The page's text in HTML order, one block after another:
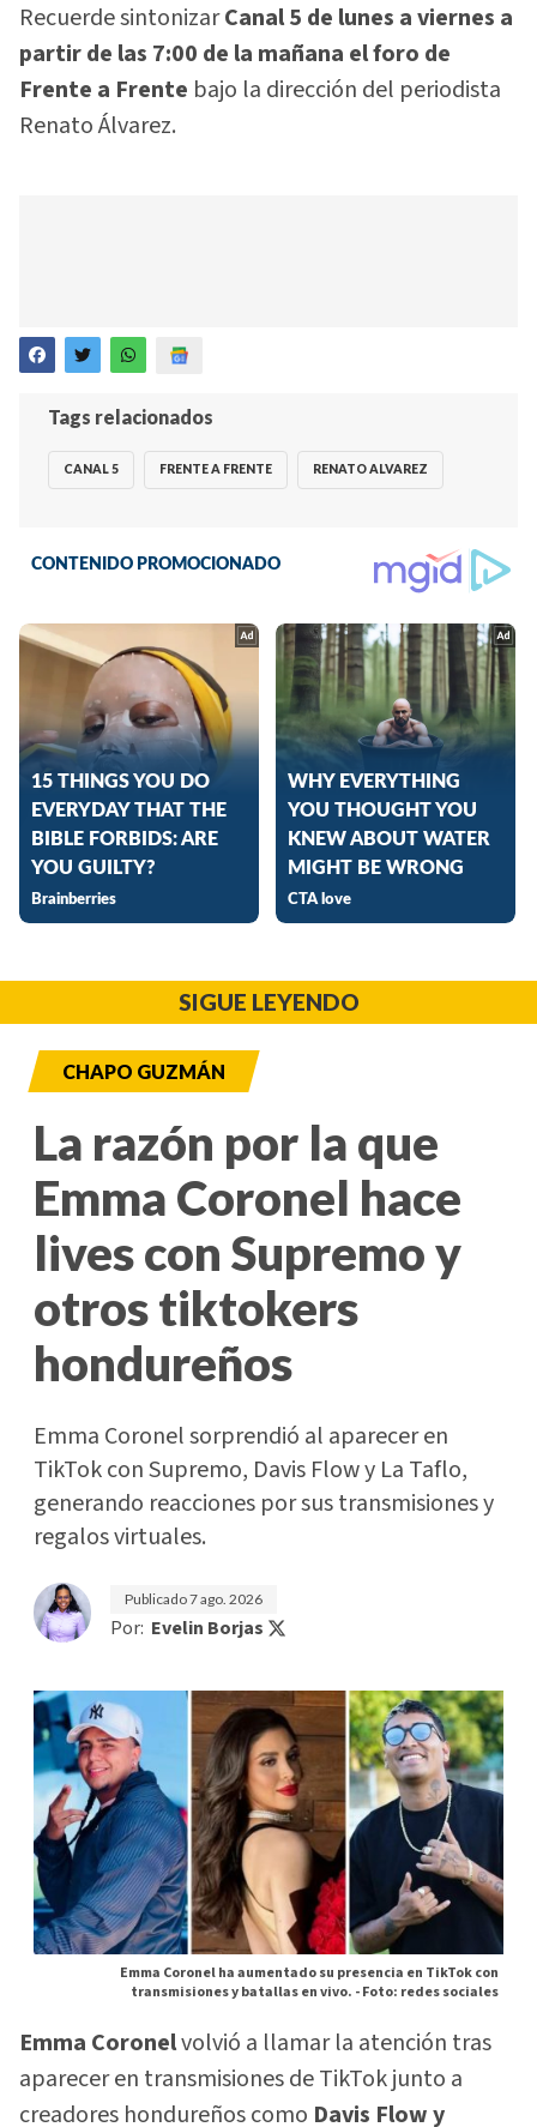
Recuerde sintonizarCanal 5 de lunes a viernes a
partir de las 7:00 de la mañana el foro de
Frente a Frente bajo la dirección del periodista
Renato Álvarez.
Tags relacionados
CANAL 5 FRENTE A FRENTE RENATO ALVAREZ
SIGUE LEYENDO
CHAPO GUZMÁN
La razón por la que
Emma Coronel hace
lives con Supremo y
otros tiktokers
hondureños
Emma Coronel sorprendió al aparecer en
TikTok con Supremo, Davis Flow y La Taflo,
generando reacciones por sus transmisiones y
regalos virtuales.
Publicado7 ago. 2026
Por: Evelin Borjas
Emma Coronel ha aumentado su presencia en TikTok con
transmisiones y batallas en vivo. -Foto: redes sociales
Emma Coronelvolvió a llamar la atención tras
aparecer en transmisiones de TikTok junto a
creadores hondureños como Davis Flow y